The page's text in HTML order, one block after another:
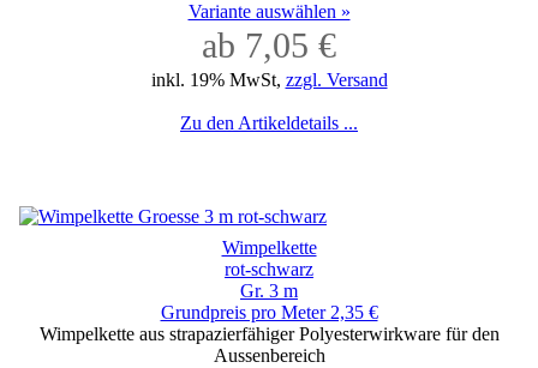
Variante auswählen »
ab 7,05 €
inkl. 19% MwSt, zzgl. Versand
Zu den Artikeldetails ...
Wimpelkette
rot-schwarz
Gr. 3 m
Grundpreis pro Meter 2,35 €
Wimpelkette aus strapazierfähiger Polyesterwirkware für den
Aussenbereich